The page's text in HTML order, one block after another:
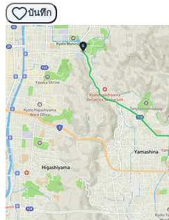
บันทึก